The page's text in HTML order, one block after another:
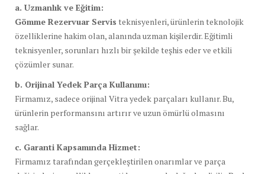
a. Uzmanlık ve Eğitim:
Gömme Rezervuar Servis teknisyenleri, ürünlerin teknolojik
özelliklerine hakim olan, alanında uzman kişilerdir. Eğitimli
teknisyenler, sorunları hızlı bir şekilde teşhis eder ve etkili
çözümler sunar.
b. Orijinal Yedek Parça Kullanımı:
Firmamız, sadece orijinal Vitra yedek parçaları kullanır. Bu,
ürünlerin performansını artırır ve uzun ömürlü olmasını
sağlar.
c. Garanti Kapsamında Hizmet:
Firmamız tarafından gerçekleştirilen onarımlar ve parça